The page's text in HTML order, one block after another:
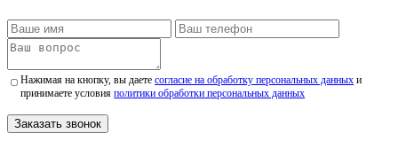
Нажимая на кнопку, вы даетесогласие на обработку персональных данных и
принимаете условияполитики обработки персональных данных
Заказать звонок